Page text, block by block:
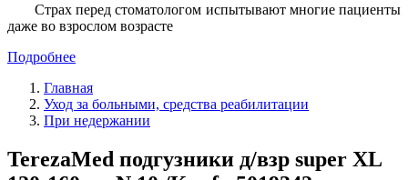
Страх перед стоматологом испытывают многие пациенты
даже во взрослом возрасте
Подробнее
Главная
Уход за больными, средства реабилитации
При недержании
TerezaMed подгузники д/взр super XL